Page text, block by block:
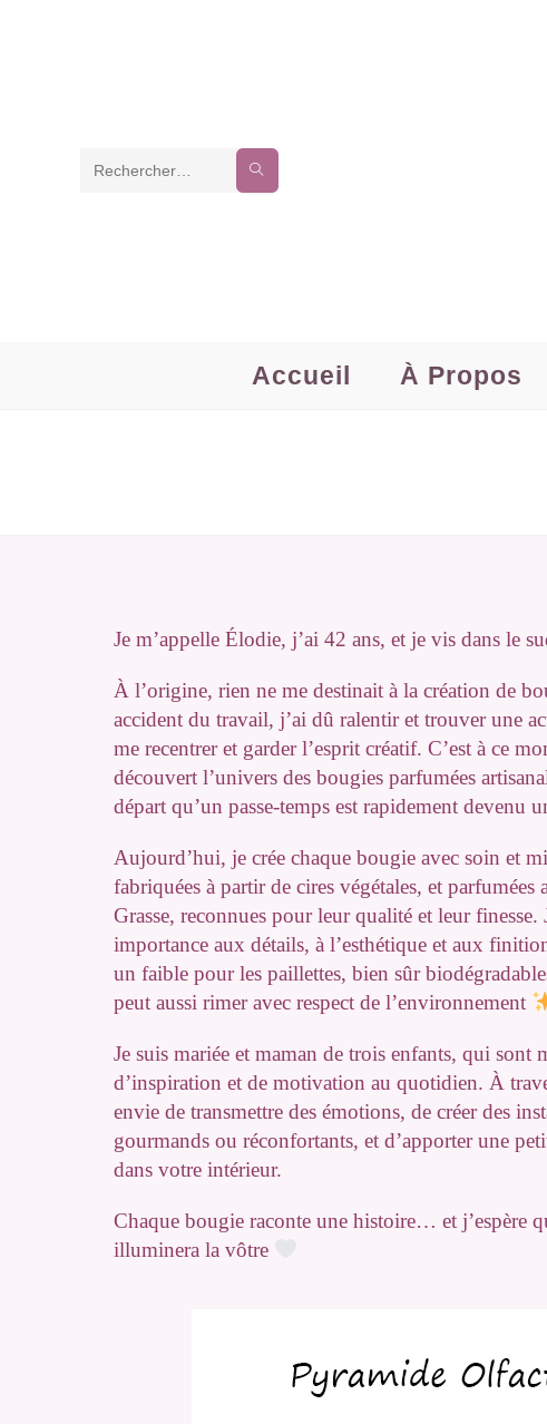
Rechercher
Accueil À Propos
Je m’appelle Élodie, j’ai 42 ans, et je vis dans le
À l’origine, rien ne me destinait à la création de
accident du travail, j’ai dû ralentir et trouver une
me recentrer et garder l’esprit créatif. C’est à ce
découvert l’univers des bougies parfumées
départ qu’un passe-temps est rapidement devenu
Aujourd’hui, je crée chaque bougie avec soin et
fabriquées à partir de cires végétales, et parfumées
Grasse, reconnues pour leur qualité et leur finesse.
importance aux détails, à l’esthétique et aux
un faible pour les paillettes, bien sûr
peut aussi rimer avec respect de l’environnement
Je suis mariée et maman de trois enfants, qui sont
d’inspiration et de motivation au quotidien. À
envie de transmettre des émotions, de créer des
gourmands ou réconfortants, et d’apporter une
dans votre intérieur.
Chaque bougie raconte une histoire… et j’espère
illuminera la vôtre